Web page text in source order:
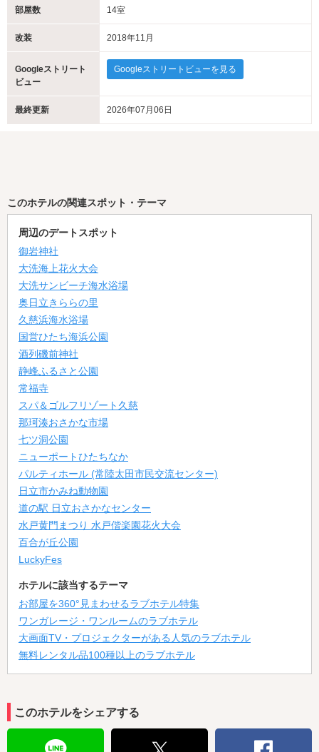
部屋数 14室
改装 2018年11月
Googleストリート
ビュー
Googleストリートビューを見る
最終更新 2026年07月06日
このホテルの関連スポット・テーマ
周辺のデートスポット
御岩神社
大洗海上花火大会
大洗サンビーチ海水浴場
奥日立きららの里
久慈浜海水浴場
国営ひたち海浜公園
酒列磯前神社
静峰ふるさと公園
常福寺
スパ＆ゴルフリゾート久慈
那珂湊おさかな市場
七ツ洞公園
ニューポートひたちなか
パルティホール (常陸太田市民交流センター)
日立市かみね動物園
道の駅 日立おさかなセンター
水戸黄門まつり 水戸偕楽園花火大会
百合が丘公園
LuckyFes
ホテルに該当するテーマ
お部屋を360°見まわせるラブホテル特集
ワンガレージ・ワンルームのラブホテル
大画面TV・プロジェクターがある人気のラブホテル
無料レンタル品100種以上のラブホテル
このホテルをシェアする